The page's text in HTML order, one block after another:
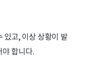
있고, 이상 상황이 발
야 합니다.